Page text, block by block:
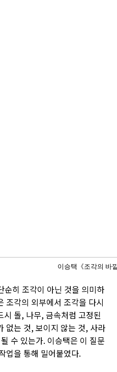
이승택《조각의 바
순히 조각이 아닌 것을 의미하
조각의 외부에서 조각을 다시
돌, 나무, 금속처럼 고정된
없는 것, 보이지 않는 것, 사라
수 있는가. 이승택은 이 질문
업을 통해 밀어붙였다.